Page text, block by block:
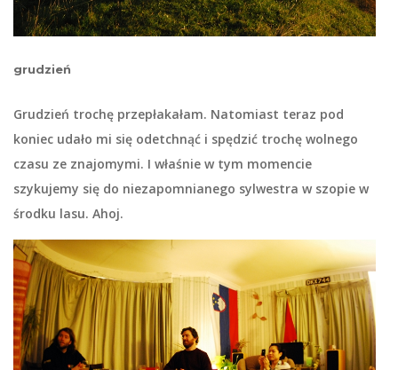
grudzień
Grudzień trochę przepłakałam. Natomiast teraz pod
koniec udało mi się odetchnąć i spędzić trochę wolnego
czasu ze znajomymi. I właśnie w tym momencie
szykujemy się do niezapomnianego sylwestra w szopie w
środku lasu. Ahoj.